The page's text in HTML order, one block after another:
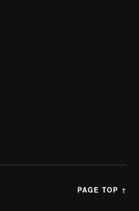
PAGE TOP ↑